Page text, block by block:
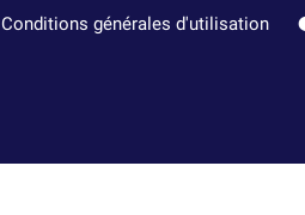
Conditions générales d'utilisation